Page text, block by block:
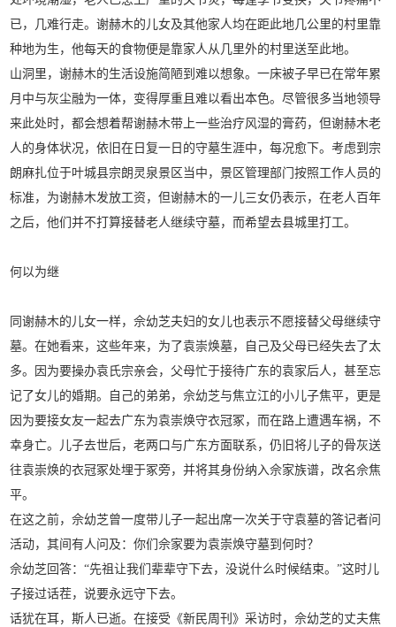
已，几难行走。谢赫木的儿女及其他家人均在距此地几公里的村里靠
种地为生，他每天的食物便是靠家人从几里外的村里送至此地。
山洞里，谢赫木的生活设施简陋到难以想象。一床被子早已在常年累
月中与灰尘融为一体，变得厚重且难以看出本色。尽管很多当地领导
来此处时，都会想着帮谢赫木带上一些治疗风湿的膏药，但谢赫木老
人的身体状况，依旧在日复一日的守墓生涯中，每况愈下。考虑到宗
朗麻扎位于叶城县宗朗灵泉景区当中，景区管理部门按照工作人员的
标准，为谢赫木发放工资，但谢赫木的一儿三女仍表示，在老人百年
之后，他们并不打算接替老人继续守墓，而希望去县城里打工。
何以为继
同谢赫木的儿女一样，佘幼芝夫妇的女儿也表示不愿接替父母继续守
墓。在她看来，这些年来，为了袁崇焕墓，自己及父母已经失去了太
多。因为要操办袁氏宗亲会，父母忙于接待广东的袁家后人，甚至忘
记了女儿的婚期。自己的弟弟，佘幼芝与焦立江的小儿子焦平，更是
因为要接女友一起去广东为袁崇焕守衣冠冢，而在路上遭遇车祸，不
幸身亡。儿子去世后，老两口与广东方面联系，仍旧将儿子的骨灰送
往袁崇焕的衣冠冢处埋于冢旁，并将其身份纳入佘家族谱，改名佘焦
平。
在这之前，佘幼芝曾一度带儿子一起出席一次关于守袁墓的答记者问
活动，其间有人问及：你们佘家要为袁崇焕守墓到何时？
佘幼芝回答：“先祖让我们辈辈守下去，没说什么时候结束。”这时儿
子接过话茬，说要永远守下去。
话犹在耳，斯人已逝。在接受《新民周刊》采访时，佘幼芝的丈夫焦